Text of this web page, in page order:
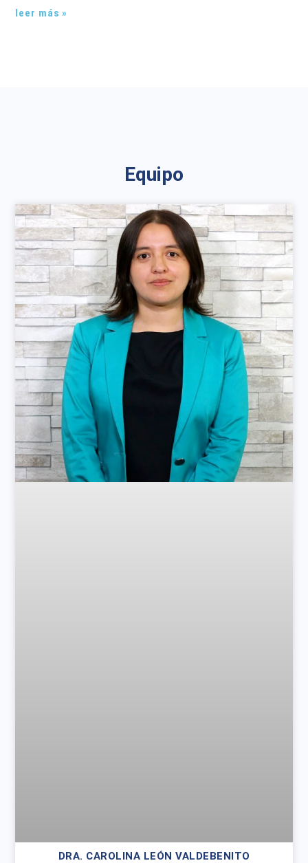
leer más »
Equipo
DRA. CAROLINA LEÓN VALDEBENITO